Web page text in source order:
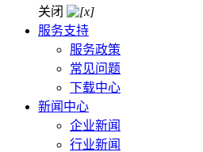
关闭
服务支持
服务政策
常见问题
下载中心
新闻中心
企业新闻
行业新闻